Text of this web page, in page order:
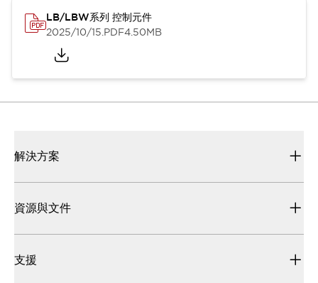
LB/LBW系列 控制元件
2025/10/15.PDF4.50MB
解決方案
資源與文件
支援